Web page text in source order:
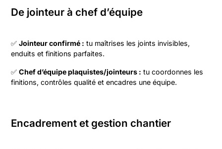
De jointeur à chef d’équipe
✅Jointeur confirmé : tu maîtrises les joints invisibles,
enduits et finitions parfaites.
✅Chef d’équipe plaquistes/jointeurs : tu coordonnes les
finitions, contrôles qualité et encadres une équipe.
Encadrement et gestion chantier